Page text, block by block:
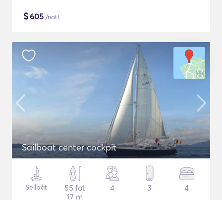
$605 /natt
Sailboat center cockpit
Seilbåt
55 fot
17 m
4 3 4